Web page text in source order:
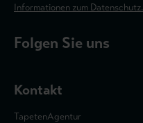
Informationen zum Datenschutz.
Folgen Sie uns
Kontakt
TapetenAgentur